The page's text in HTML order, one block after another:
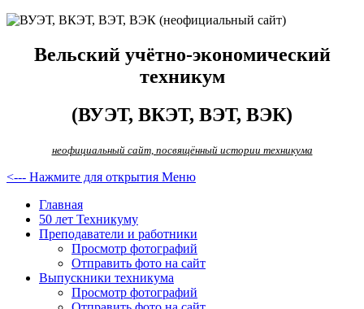
Вельский учётно-экономический
техникум
(ВУЭТ, ВКЭТ, ВЭТ, ВЭК)
неофициальный сайт, посвящённый истории техникума
<--- Нажмите для открытия Меню
Главная
50 лет Техникуму
Преподаватели и работники
Просмотр фотографий
Отправить фото на сайт
Выпускники техникума
Просмотр фотографий